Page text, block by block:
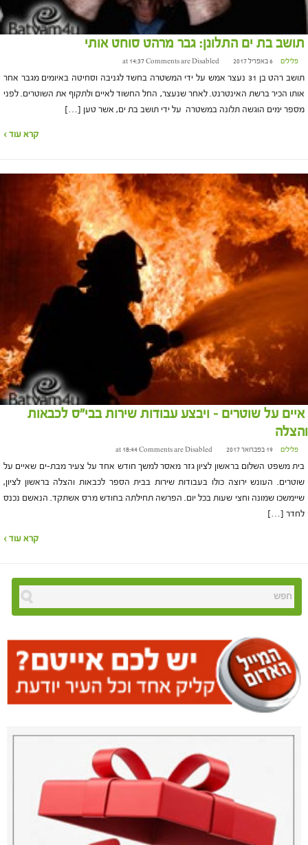
תושב בת ים התלונן: גבר מרהט סוחט אותי
פלילים 6 באפריל 2017 at 14:37 Comments are Disabled
תושב רהט בן 31 נעצר אמש על ידי המשטרה בחשד לגניבה וסחיטה באיומים מגבר אחר
אותו הכיר ברשת האינטרנט. לאחר שנעצר, החל החשוד לאיים ולתקוף את השוטרים. לפני
מספר ימים הוגשה תלונה במשטרה על ידי תושב בת ים, אשר טען […]
קרא עוד ›
איים על שוטרים – ויבצע עבודות שירות בבי"ס לכבאות
והצלה
פלילים 19 בפברואר 2017 at 18:44 Comments are Disabled
בית משפט השלום בראשון לציון גזר מאסר למשך חודש אחד על צעיר מבת-ים שאיים על
שוטרים. העונש ירוצה כולו בעבודות שירות בבית הספר לכבאות והצלה בראשון לציון,
שיימשכו שמונה וחצי שעות בכל יום. הפרשה תחילתה בחודש מרס אשתקד. הנאשם נכנס
לחדר […]
קרא עוד ›